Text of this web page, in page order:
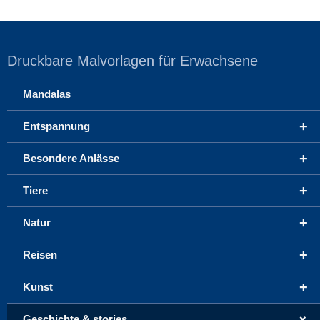
Druckbare Malvorlagen für Erwachsene
Mandalas
+
Entspannung
+
Besondere Anlässe
+
Tiere
+
Natur
+
Reisen
+
Kunst